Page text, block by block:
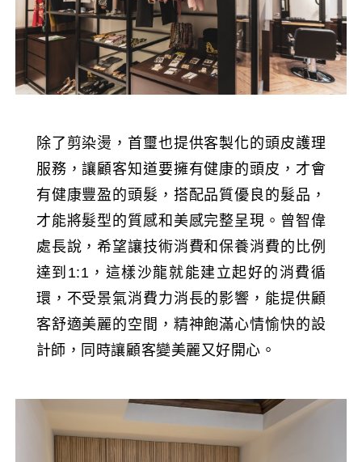
除了剪染燙，首璽也提供客製化的頭皮護理
服務，讓顧客知道要擁有健康的頭皮，才會
有健康豐盈的頭髮，搭配品質優良的髮品，
才能將髮型的質感和美感完整呈現。曾智偉
處長說，希望讓技術消費和保養消費的比例
達到1:1，這樣沙龍就能建立起好的消費循
環，不受景氣消費力消長的影響，能提供顧
客舒適美麗的空間，精神飽滿心情愉快的設
計師，同時讓顧客變美麗又好開心。